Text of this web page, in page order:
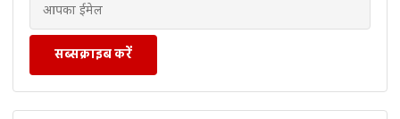
सब्सक्राइब करें